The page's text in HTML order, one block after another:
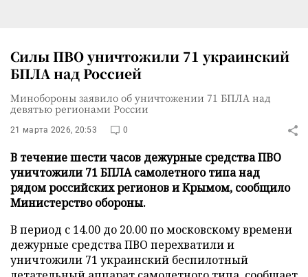
Силы ПВО уничтожили 71 украинский
БПЛА над Россией
Минобороны заявило об уничтожении 71 БПЛА над
девятью регионами России
21 марта 2026, 20:53 0
В течение шести часов дежурные средства ПВО
уничтожили 71 БПЛА самолетного типа над
рядом российских регионов и Крымом, сообщило
Министерство обороны.
В период с 14.00 до 20.00 по московскому времени
дежурные средства ПВО перехватили и
уничтожили 71 украинский беспилотный